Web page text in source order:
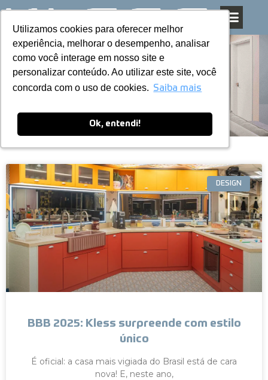
Utilizamos cookies para oferecer melhor
experiência, melhorar o desempenho, analisar
como você interage em nosso site e
personalizar conteúdo. Ao utilizar este site, você
concorda com o uso de cookies. Saiba mais
Ok, entendi!
Utilizamos cookies para oferecer melhor
experiência, melhorar o desempenho, analisar
como você interage em nosso site e
personalizar conteúdo. Ao utilizar este site, você
concorda com o uso de cookies. Saiba mais
Ok, entendi!
Pular
para
o
conteúdo
Blog
DESIGN
BBB 2025: Kless surpreende com estilo
único
É oficial: a casa mais vigiada do Brasil está de cara
nova! E, neste ano,